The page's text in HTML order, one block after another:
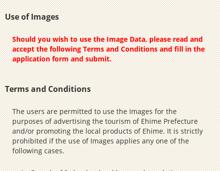
Use of Images
Should you wish to use the Image Data, please read and
accept the following Terms and Conditions and fill in the
application form and submit.
Terms and Conditions
The users are permitted to use the Images for the
purposes of advertising the tourism of Ehime Prefecture
and/or promoting the local products of Ehime. It is strictly
prohibited if the use of Images applies any one of the
following cases.